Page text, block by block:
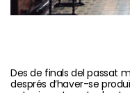
Des de finals del passat
després d’haver-se